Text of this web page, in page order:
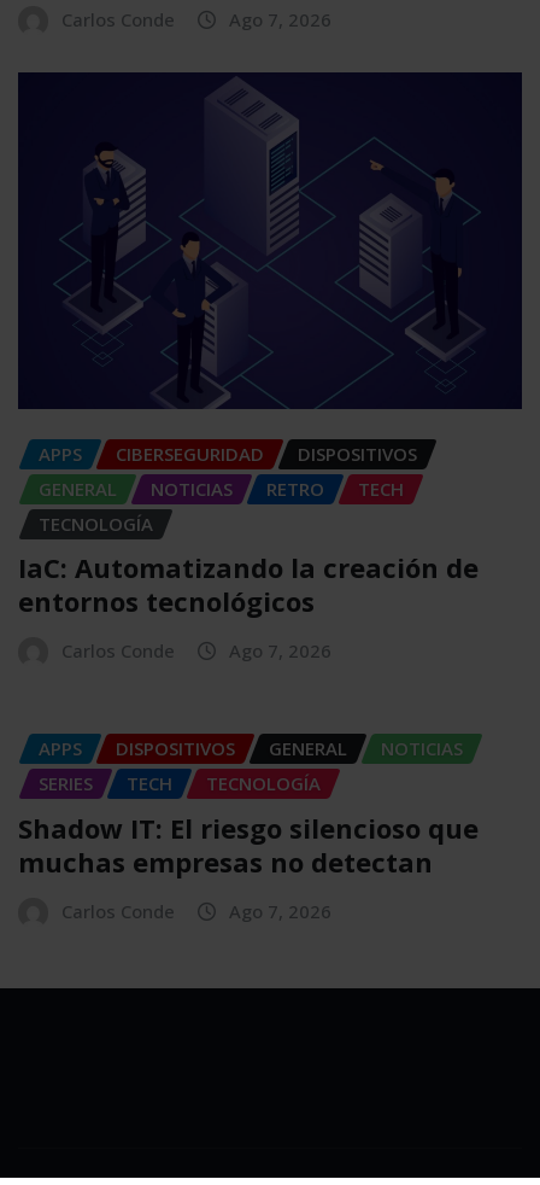
Carlos Conde Ago 7, 2026
APPS CIBERSEGURIDAD
DISPOSITIVOS
GENERAL
NOTICIAS RETRO
TECH
TECNOLOGÍA
IaC: Automatizando la creación de
entornos tecnológicos
Carlos Conde Ago 7, 2026
APPS DISPOSITIVOS GENERAL
NOTICIAS
SERIES
TECH TECNOLOGÍA
Shadow IT: El riesgo silencioso que
muchas empresas no detectan
Carlos Conde Ago 7, 2026